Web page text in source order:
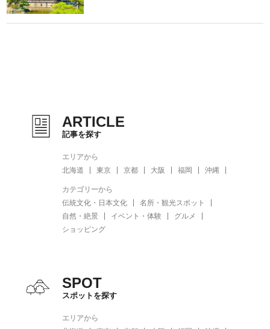
ARTICLE
記事を探す
エリアから
北海道
東京 京都 大阪 福岡 沖縄
カテゴリーから
伝統文化・日本文化
名所・観光スポット
自然・絶景
イベント・体験
グルメ
ショッピング
SPOT
スポットを探す
エリアから